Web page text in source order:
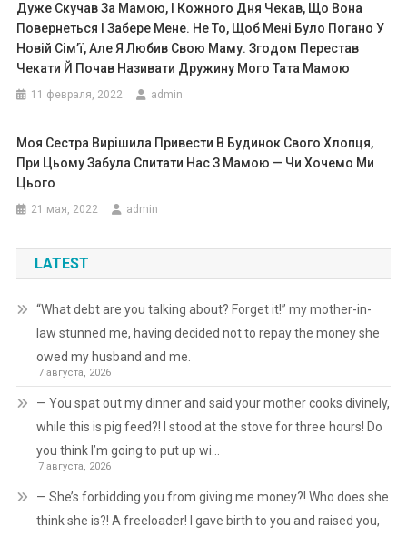
Дуже Скучав За Мамою, І Кожного Дня Чекав, Що Вона
Повернеться І Забере Мене. Не То, Щоб Мені Було Погано У
Новій Сім’ї, Але Я Любив Свою Маму. Згодом Перестав
Чекати Й Почав Називати Дружину Мого Тата Мамою
11 февраля, 2022 admin
Моя Сестра Вирішила Привести В Будинок Свого Хлопця,
При Цьому Забула Спитати Нас З Мамою — Чи Хочемо Ми
Цього
21 мая, 2022 admin
LATEST
“What debt are you talking about? Forget it!” my mother-in-
law stunned me, having decided not to repay the money she
owed my husband and me.
7 августа, 2026
— You spat out my dinner and said your mother cooks divinely,
while this is pig feed?! I stood at the stove for three hours! Do
you think I’m going to put up wi…
7 августа, 2026
— She’s forbidding you from giving me money?! Who does she
think she is?! A freeloader! I gave birth to you and raised you,